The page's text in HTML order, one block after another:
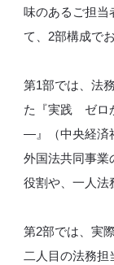
味のあるご担当
て、2部構成で
第1部では、法
た『実践 ゼロ
―』（中央経済
外国法共同事業
役割や、一人法
第2部では、実
二人目の法務